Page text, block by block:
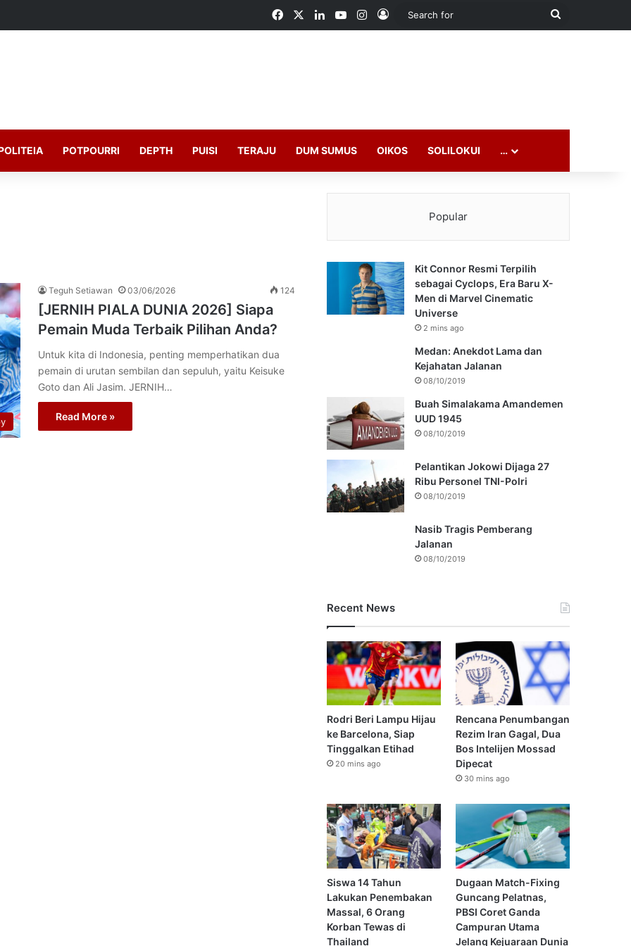
FacebookLinkedInYouTubeInstagram
Log In
Search
POTPOURRI DEPTH PUISI TERAJU DUM SUMUS OIKOS SOLILOKUI …
Teguh Setiawan 03/06/2026 124
[JERNIH PIALA DUNIA 2026] Siapa
Pemain Muda Terbaik Pilihan Anda?
Untuk kita di Indonesia, penting memperhatikan dua
pemain di urutan sembilan dan sepuluh, yaitu Keisuke
Goto dan Ali Jasim. JERNIH…
Read More »
Popular
Kit Connor Resmi Terpilih
sebagai Cyclops, Era Baru X-
Men di Marvel Cinematic
Universe
2 mins ago
Medan: Anekdot Lama dan
Kejahatan Jalanan
08/10/2019
Buah Simalakama Amandemen
UUD 1945
08/10/2019
Pelantikan Jokowi Dijaga 27
Ribu Personel TNI-Polri
08/10/2019
Nasib Tragis Pemberang
Jalanan
08/10/2019
Recent News
Rodri Beri Lampu Hijau
ke Barcelona, Siap
Tinggalkan Etihad
20 mins ago
Rencana Penumbangan
Rezim Iran Gagal, Dua
Bos Intelijen Mossad
Dipecat
30 mins ago
Siswa 14 Tahun
Lakukan Penembakan
Massal, 6 Orang
Korban Tewas di
Thailand
Dugaan Match-Fixing
Guncang Pelatnas,
PBSI Coret Ganda
Campuran Utama
Jelang Kejuaraan Dunia